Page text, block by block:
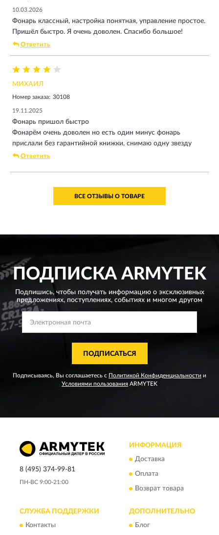
10.03.2026
Фонарь классный, настройка понятная, управление простое.
Пришёл быстро. Я очень доволен. Спасибо большое!
Ответить
МИХАИЛ
Номер заказа: 30108
19.11.2025
Фонарь пришол быстро
Фонарём очень доволен но есть один минус фонарь
прислали без гарантийной книжки, снимаю одну звезду
Ответить
ВСЕ ОТЗЫВЫ О ТОВАРЕ
ПОДПИСКА ARMYTEK
Подпишись, чтобы получать информацию о эксклюзивных
предложениях, поступлениях, событиях и многом другом
ПОДПИСАТЬСЯ
Подписываясь, Вы соглашаетесь с Политикой Конфиденциальности и
Условиями пользования ARMYTEK
8 (495) 374-99-81
ПН-ВС 9:00-21:00
ИНФОРМАЦИЯ
Доставка
Оплата
Возврат товара
СЛУЖБА ПОДДЕРЖКИ
Контакты
ДОПОЛНИТЕЛЬНО
Блог